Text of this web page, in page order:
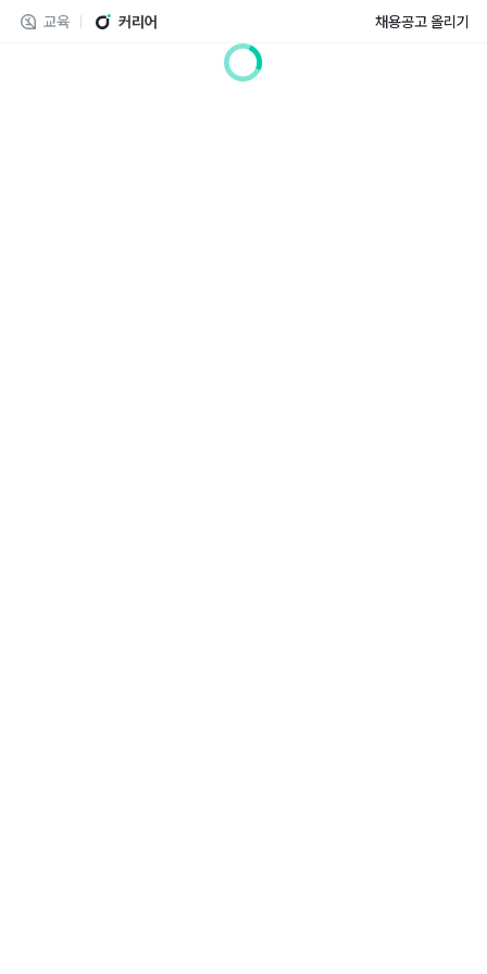
교육 커리어 채용공고 올리기